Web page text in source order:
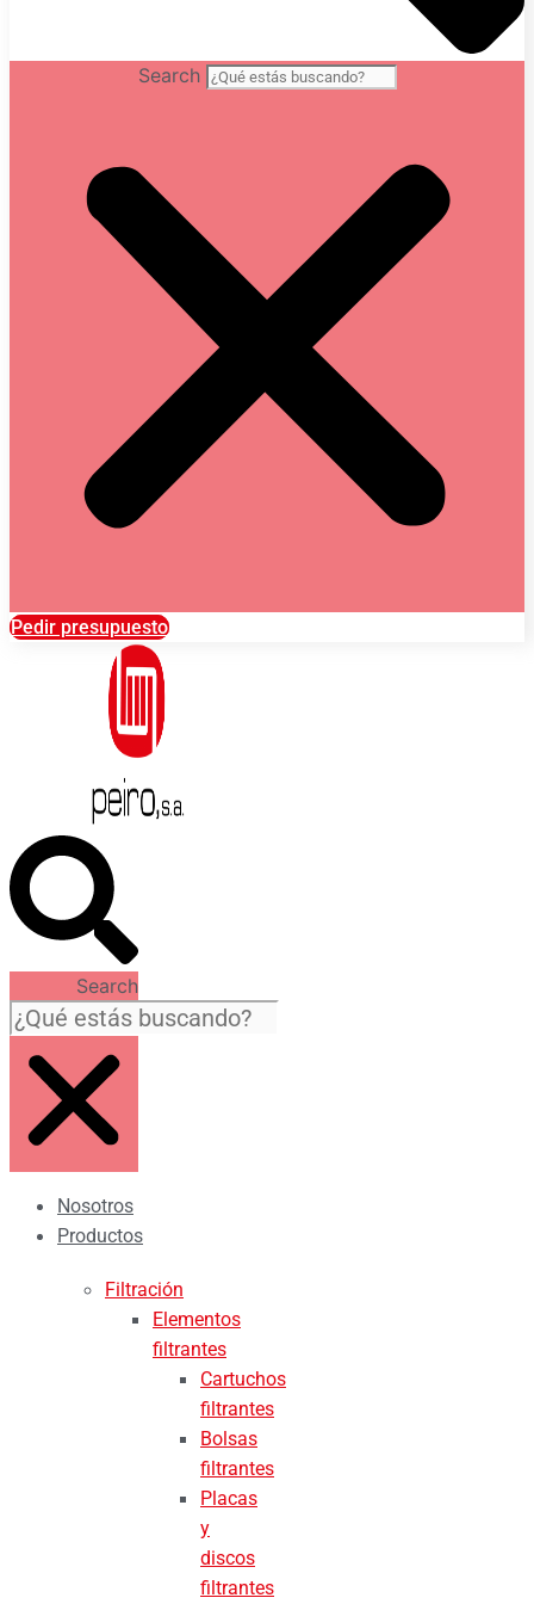
Search
Pedir presupuesto
Search
Nosotros
Productos
Filtración
Elementos
filtrantes
Cartuchos
filtrantes
Bolsas
filtrantes
Placas
y
discos
filtrantes